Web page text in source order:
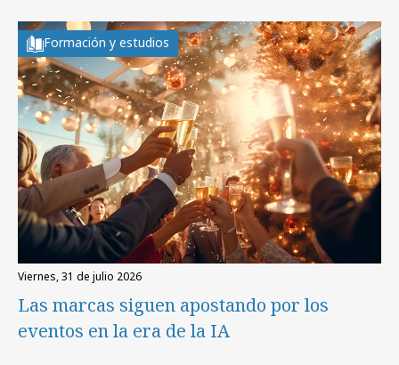
Formación y estudios
viernes, 31 de julio 2026
Las marcas siguen apostando por los
eventos en la era de la IA